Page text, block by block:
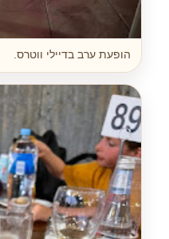
הופעת ערב בדיילי ווטרס.